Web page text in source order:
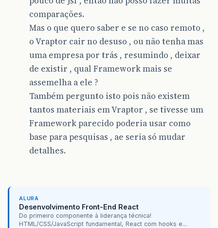
comparações.
Mas o que quero saber e se no caso remoto ,
o Vraptor cair no desuso , ou não tenha mas
uma empresa por trás , resumindo , deixar
de existir , qual Framework mais se
assemelha a ele ?
Também pergunto isto pois não existem
tantos materiais em Vraptor , se tivesse um
Framework parecido poderia usar como
base para pesquisas , ae seria só mudar
detalhes.
ALURA
Desenvolvimento Front-End React
Do primeiro componente à liderança técnica!
HTML/CSS/JavaScript fundamental, React com hooks e...